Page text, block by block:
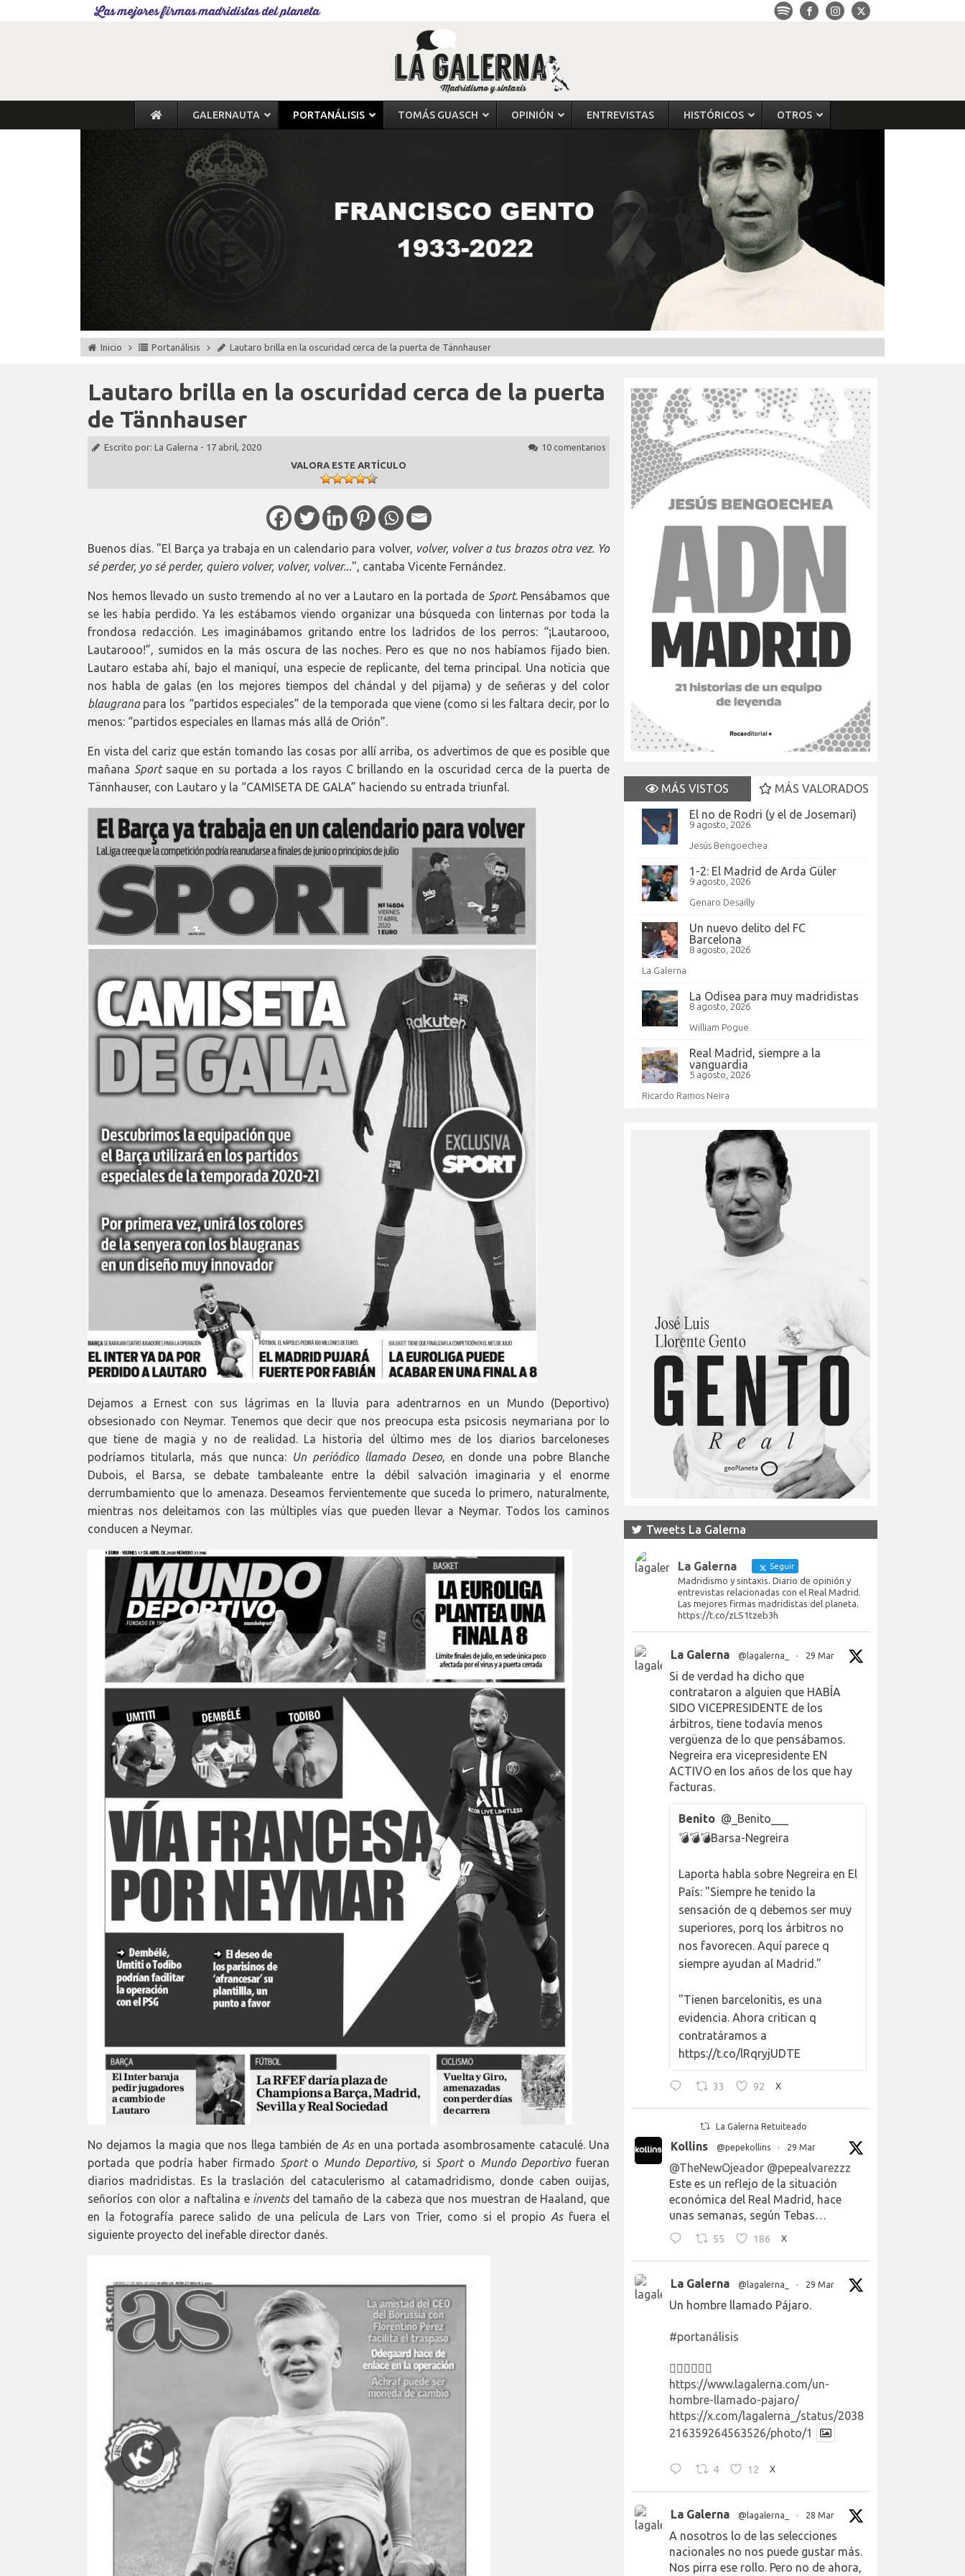
Las mejores firmas madridistas del planeta
GALERNAUTA PORTANÁLISIS TOMÁS GUASCH OPINIÓN ENTREVISTAS HISTÓRICOS OTROS
Inicio Portanálisis Lautaro brilla en la oscuridad cerca de la puerta de Tännhauser
Lautaro brilla en la oscuridad cerca de la puerta
de Tännhauser
Escrito por: La Galerna - 17 abril, 2020
10 comentarios
VALORA ESTE ARTÍCULO
Buenos días. "El Barça ya trabaja en un calendario para volver, volver, volver a tus brazos otra vez. Yo
sé perder, yo sé perder, quiero volver, volver, volver...", cantaba Vicente Fernández.
Nos hemos llevado un susto tremendo al no ver a Lautaro en la portada de Sport. Pensábamos que
se les había perdido. Ya les estábamos viendo organizar una búsqueda con linternas por toda la
frondosa redacción. Les imaginábamos gritando entre los ladridos de los perros: “¡Lautarooo,
Lautarooo!”, sumidos en la más oscura de las noches. Pero es que no nos habíamos fijado bien.
Lautaro estaba ahí, bajo el maniquí, una especie de replicante, del tema principal. Una noticia que
nos habla de galas (en los mejores tiempos del chándal y del pijama) y de señeras y del color
blaugranapara los “partidos especiales” de la temporada que viene (como si les faltara decir, por lo
menos: “partidos especiales en llamas más allá de Orión”.
En vista del cariz que están tomando las cosas por allí arriba, os advertimos de que es posible que
mañana Sportsaque en su portada a los rayos C brillando en la oscuridad cerca de la puerta de
Tännhauser, con Lautaro y la “CAMISETA DE GALA” haciendo su entrada triunfal.
Dejamos a Ernest con sus lágrimas en la lluvia para adentrarnos en un Mundo (Deportivo)
obsesionado con Neymar. Tenemos que decir que nos preocupa esta psicosis neymariana por lo
que tiene de magia y no de realidad. La historia del último mes de los diarios barceloneses
podríamos titularla, más que nunca: Un periódico llamado Deseo, en donde una pobre Blanche
Dubois, el Barsa, se debate tambaleante entre la débil salvación imaginaria y el enorme
derrumbamiento que lo amenaza. Deseamos fervientemente que suceda lo primero, naturalmente,
mientras nos deleitamos con las múltiples vías que pueden llevar a Neymar. Todos los caminos
conducen a Neymar.
No dejamos la magia que nos llega también de Asen una portada asombrosamente cataculé. Una
portada que podría haber firmado Sporto Mundo Deportivo, si Sporto Mundo Deportivofueran
diarios madridistas. Es la traslación del cataculerismo al catamadridismo, donde caben ouijas,
señoríos con olor a naftalina e inventsdel tamaño de la cabeza que nos muestran de Haaland, que
en la fotografía parece salido de una película de Lars von Trier, como si el propio As fuera el
siguiente proyecto del inefable director danés.
MÁS VISTOS
MÁS VALORADOS
El no de Rodri (y el de Josemari)
9 agosto, 2026
Jesús Bengoechea
1-2: El Madrid de Arda Güler
9 agosto, 2026
Genaro Desailly
Un nuevo delito del FC
Barcelona
8 agosto, 2026
La Galerna
La Odisea para muy madridistas
8 agosto, 2026
William Pogue
Real Madrid, siempre a la
vanguardia
5 agosto, 2026
Ricardo Ramos Neira
Tweets La Galerna
La Galerna Seguir
Madridismo y sintaxis. Diario de opinión y
entrevistas relacionadas con el Real Madrid.
Las mejores firmas madridistas del planeta.
https://t.co/zLS1tzeb3h
La Galerna @lagalerna_ · 29 Mar
Si de verdad ha dicho que
contrataron a alguien que HABÍA
SIDO VICEPRESIDENTE de los
árbitros, tiene todavía menos
vergüenza de lo que pensábamos.
Negreira era vicepresidente EN
ACTIVO en los años de los que hay
facturas.
Benito @_Benito___
💣💣💣Barsa-Negreira
Laporta habla sobre Negreira en El
País: "Siempre he tenido la
sensación de q debemos ser muy
superiores, porq los árbitros no
nos favorecen. Aquí parece q
siempre ayudan al Madrid."
"Tienen barcelonitis, es una
evidencia. Ahora critican q
contratáramos a
https://t.co/lRqryjUDTE
33 92 X
La Galerna Retuiteado
Kollins @pepekollins · 29 Mar
@TheNewOjeador @pepealvarezzz
Este es un reflejo de la situación
económica del Real Madrid, hace
unas semanas, según Tebas…
55 186 X
La Galerna @lagalerna_ · 29 Mar
Un hombre llamado Pájaro.
#portanálisis
👉🏻👉🏻👉🏻
https://www.lagalerna.com/un-
hombre-llamado-pajaro/
https://x.com/lagalerna_/status/2038
216359264563526/photo/1
4 12 X
La Galerna @lagalerna_ · 28 Mar
A nosotros lo de las selecciones
nacionales no nos puede gustar más.
Nos pirra ese rollo. Pero no de ahora,